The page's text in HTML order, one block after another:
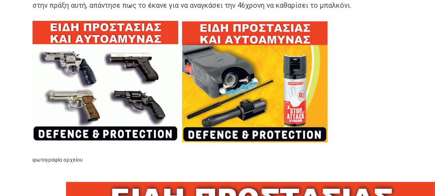
στην πράξη αυτή, απάντησε πως το έκανε για να αναγκάσει την 46χρονη να καθαρίσει το μπαλκόνι.
φωτογραφία αρχείου